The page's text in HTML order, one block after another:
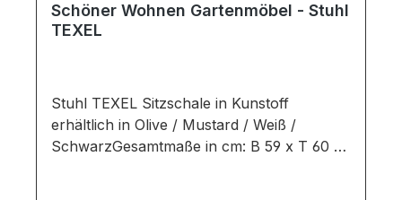
Schöner Wohnen Gartenmöbel - Stuhl
TEXEL
Stuhl TEXEL Sitzschale in Kunstoff
erhältlich in Olive / Mustard / Weiß /
SchwarzGesamtmaße in cm: B 59 x T 60 x